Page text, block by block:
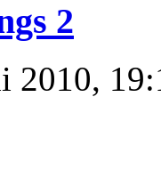
2
2010,